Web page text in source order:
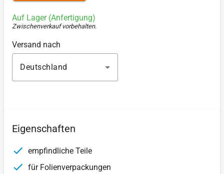
Auf Lager (Anfertigung)
Zwischenverkauf vorbehalten.
Versand nach
Deutschland
Eigenschaften
empfindliche Teile
für Folienverpackungen